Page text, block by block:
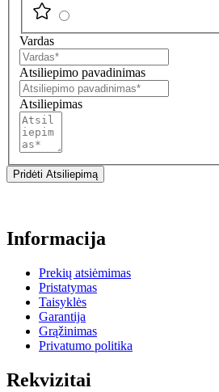
Vardas
Atsiliepimo pavadinimas
Atsiliepimas
Pridėti Atsiliepimą
Informacija
Prekių atsiėmimas
Pristatymas
Taisyklės
Garantija
Grąžinimas
Privatumo politika
Rekvizitai